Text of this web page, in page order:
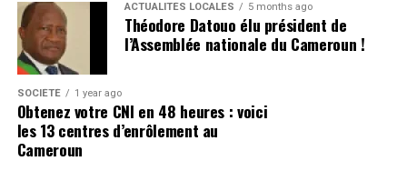
ACTUALITÉS LOCALES 5 months ago
Théodore Datouo élu président de
l’Assemblée nationale du Cameroun !
SOCIÉTÉ 1 year ago
Obtenez votre CNI en 48 heures : voici
les 13 centres d’enrôlement au
Cameroun